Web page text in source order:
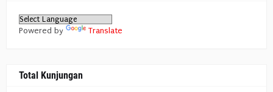
Powered by Translate
Total Kunjungan